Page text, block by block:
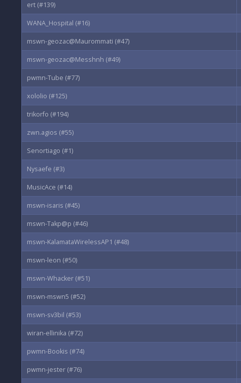
ert (#139)
WANA_Hospital (#16)
mswn-geozac@Maurommati (#47)
mswn-geozac@Messhnh (#49)
pwmn-Tube (#77)
xololio (#125)
trikorfo (#194)
zwn.agios (#55)
Senortiago (#1)
Nysaefe (#3)
MusicAce (#14)
mswn-isaris (#45)
mswn-Takp@p (#46)
mswn-KalamataWirelessAP1 (#48)
mswn-leon (#50)
mswn-Whacker (#51)
mswn-mswn5 (#52)
mswn-sv3bil (#53)
wiran-ellinika (#72)
pwmn-Bookis (#74)
pwmn-jester (#76)